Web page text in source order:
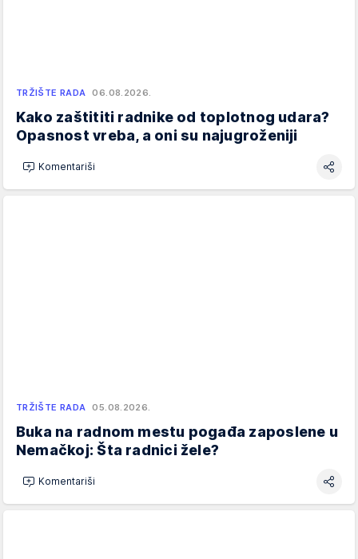
TRŽIŠTE RADA 06.08.2026.
Kako zaštititi radnike od toplotnog udara?
Opasnost vreba, a oni su najugroženiji
Komentariši
TRŽIŠTE RADA 05.08.2026.
Buka na radnom mestu pogađa zaposlene u
Nemačkoj: Šta radnici žele?
Komentariši